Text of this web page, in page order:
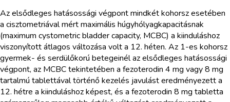
Az elsődleges hatásossági végpont mindkét kohorsz esetében
a cisztometriával mért maximális húgyhólyagkapacitásnak
(maximum cystometric bladder capacity, MCBC) a kiinduláshoz
viszonyított átlagos változása volt a 12. héten. Az 1-es kohorsz
gyermek- és serdülőkorú betegeinél az elsődleges hatásossági
végpont, az MCBC tekintetében a fezoterodin 4 mg vagy 8 mg
tartalmú tablettával történő kezelés javulást eredményezett a
12. hétre a kiinduláshoz képest, és a fezoterodin 8 mg tabletta